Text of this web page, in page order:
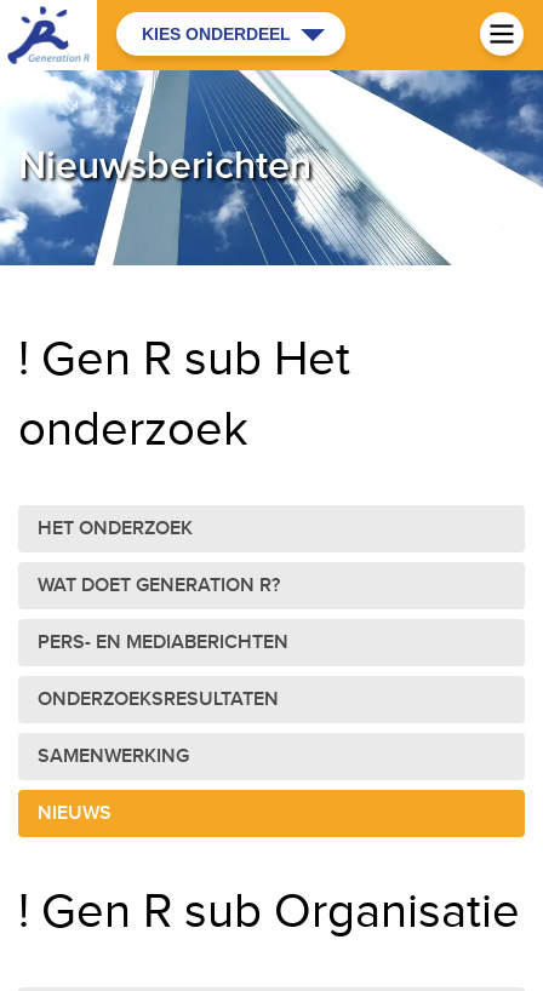
KIES ONDERDEEL
Nieuwsberichten
! Gen R sub Het
onderzoek
HET ONDERZOEK
WAT DOET GENERATION R?
PERS- EN MEDIABERICHTEN
ONDERZOEKSRESULTATEN
SAMENWERKING
NIEUWS
! Gen R sub Organisatie